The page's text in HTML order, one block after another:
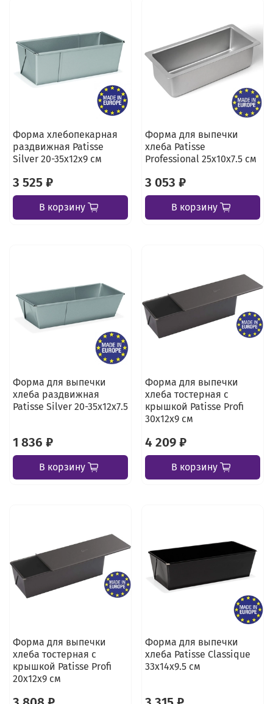
Форма хлебопекарная
раздвижная Patisse
Silver 20-35х12х9 см
3 525 ₽
В корзину
Форма для выпечки
хлеба Patisse
Professional 25х10х7.5 см
3 053 ₽
В корзину
Форма для выпечки
хлеба раздвижная
Patisse Silver 20-35х12х7.5
1 836 ₽
В корзину
Форма для выпечки
хлеба тостерная с
крышкой Patisse Profi
30х12х9 см
4 209 ₽
В корзину
Форма для выпечки
хлеба тостерная с
крышкой Patisse Profi
20х12х9 см
Форма для выпечки
хлеба Patisse Classique
33х14х9.5 см